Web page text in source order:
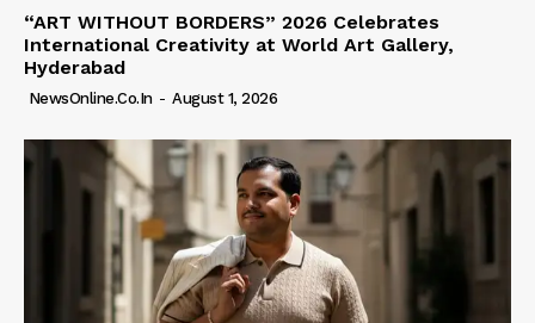
“ART WITHOUT BORDERS” 2026 Celebrates
International Creativity at World Art Gallery,
Hyderabad
NewsOnline.co.in - August 1, 2026